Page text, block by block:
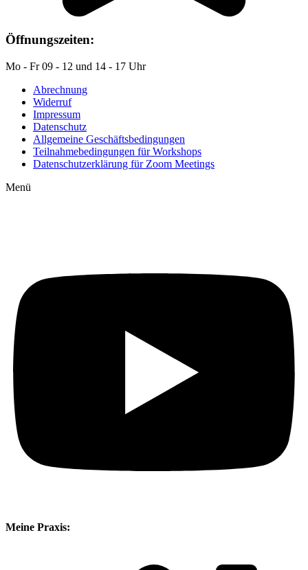
Öffnungszeiten:
Mo - Fr 09 - 12 und 14 - 17 Uhr
Abrechnung
Widerruf
Impressum
Datenschutz
Allgemeine Geschäftsbedingungen
Teilnahmebedingungen für Workshops
Datenschutzerklärung für Zoom Meetings
Menü
Meine Praxis: